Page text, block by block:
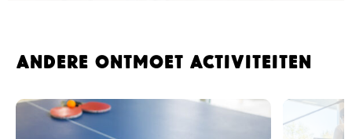
Andere Ontmoet activiteiten